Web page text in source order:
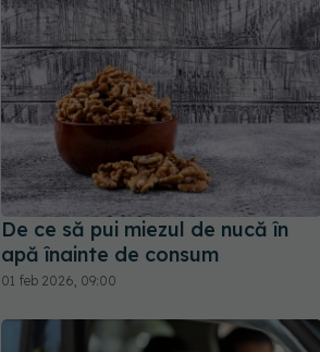
De ce să pui miezul de nucă în
apă înainte de consum
01 feb 2026, 09:00